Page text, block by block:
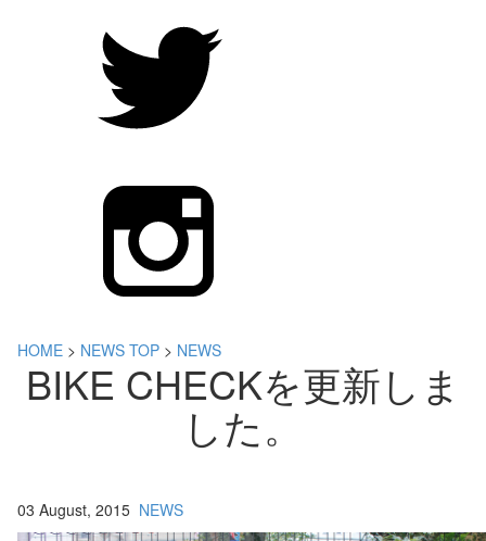
HOME > NEWS TOP > NEWS
BIKE CHECKを更新しま
した。
03 August, 2015 NEWS